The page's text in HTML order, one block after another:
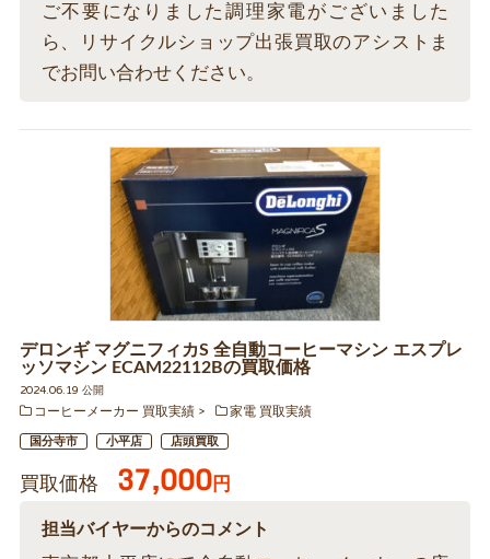
ご不要になりました調理家電がございました
ら、リサイクルショップ出張買取のアシストま
でお問い合わせください。
デロンギ マグニフィカS 全自動コーヒーマシン エスプレ
ッソマシン ECAM22112Bの買取価格
2024.06.19 公開
コーヒーメーカー 買取実績
家電 買取実績
国分寺市 小平店 店頭買取
買取価格 37,000円
担当バイヤーからのコメント